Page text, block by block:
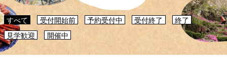
すべて 受付開始前 予約受付中 受付終了
終了
見学歓迎
開催中